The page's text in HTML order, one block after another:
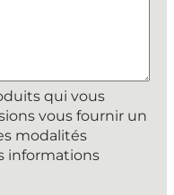
qui vous
vous fournir un
modalités
informations